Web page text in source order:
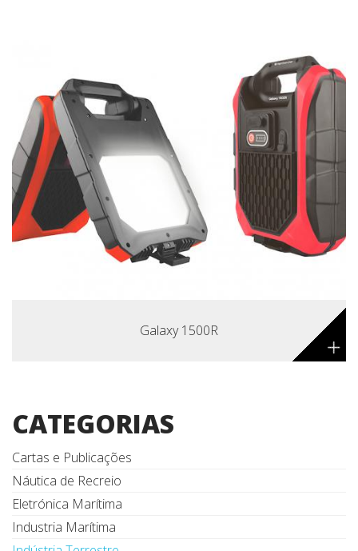
Galaxy 1500R +
CATEGORIAS
Cartas e Publicações
Náutica de Recreio
Eletrónica Marítima
Industria Marítima